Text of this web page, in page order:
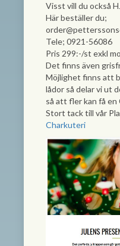
Visst vill du också
Här beställer du;
Tele; 0921-56086
Pris 299:-/st exkl
Det finns även
Möjlighet finns att
lådor så delar vi ut
så att fler kan få en
Stort tack till vår
Charkuteri